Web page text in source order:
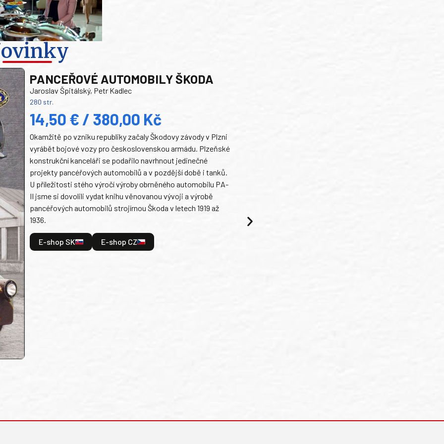
PANCEŘOVÉ AUTOMOBILY ŠKODA
Jaroslav Špitálský, Petr Kadlec
280 str.
14,50 € / 380,00 Kč
Okamžitě po vzniku republiky začaly Škodovy závody v Plzni
vyrábět bojové vozy pro československou armádu. Plzeňské
konstrukční kanceláři se podařilo navrhnout jedinečné
projekty pancéřových automobilů a v pozdější době i tanků.
U příležitosti stého výročí výroby obrněného automobilu PA-
II jsme si dovolili vydat knihu věnovanou vývoji a výrobě
pancéřových automobilů strojírnou Škoda v letech 1919 až
1936.
E-shop SK E-shop CZ